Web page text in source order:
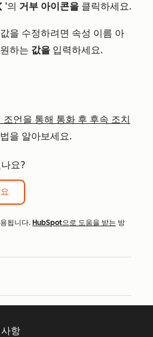
’의 거부 아이콘을 클릭하세요.
을 수정하려면 속성 이름 아
하는 값을 입력하세요.
언을 통해 통화 후 후속 조치
을 알아보세요.
요?
됩니다. HubSpot으로 도움을 받는 방
항